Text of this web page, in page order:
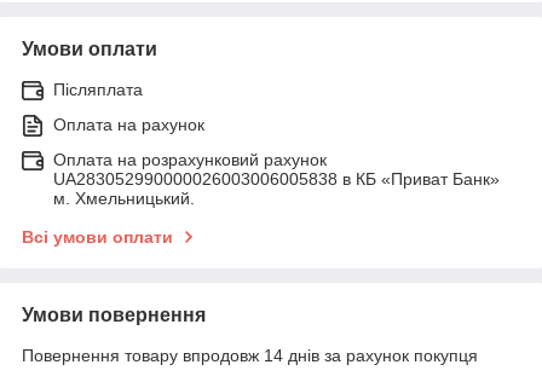
Умови оплати
Післяплата
Оплата на рахунок
Оплата на розрахунковий рахунок
UA283052990000026003006005838 в КБ «Приват Банк»
м. Хмельницький.
Всі умови оплати
Умови повернення
Повернення товару впродовж 14 днів за рахунок покупця